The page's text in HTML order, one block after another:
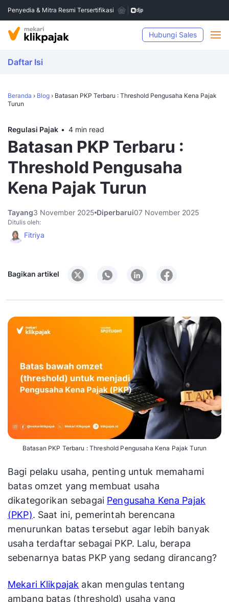
Penyedia & Mitra Resmi Tersertifikasi
Hubungi Sales
Daftar Isi
Beranda › Blog › Batasan PKP Terbaru : Threshold Pengusaha Kena Pajak
Turun
Regulasi Pajak 4 min read
Batasan PKP Terbaru :
Threshold Pengusaha
Kena Pajak Turun
Tayang3 November 2025 Diperbarui07 November 2025
Ditulis oleh:
Fitriya
Bagikan artikel
Batasan PKP Terbaru : Threshold Pengusaha Kena Pajak Turun
Bagi pelaku usaha, penting untuk memahami
batas omzet yang membuat usaha
dikategorikan sebagai Pengusaha Kena Pajak
(PKP). Saat ini, pemerintah berencana
menurunkan batas tersebut agar lebih banyak
usaha terdaftar sebagai PKP. Lalu, berapa
sebenarnya batas PKP yang sedang dirancang?
Mekari Klikpajak akan mengulas tentang
ambang batas (threshold) usaha yang